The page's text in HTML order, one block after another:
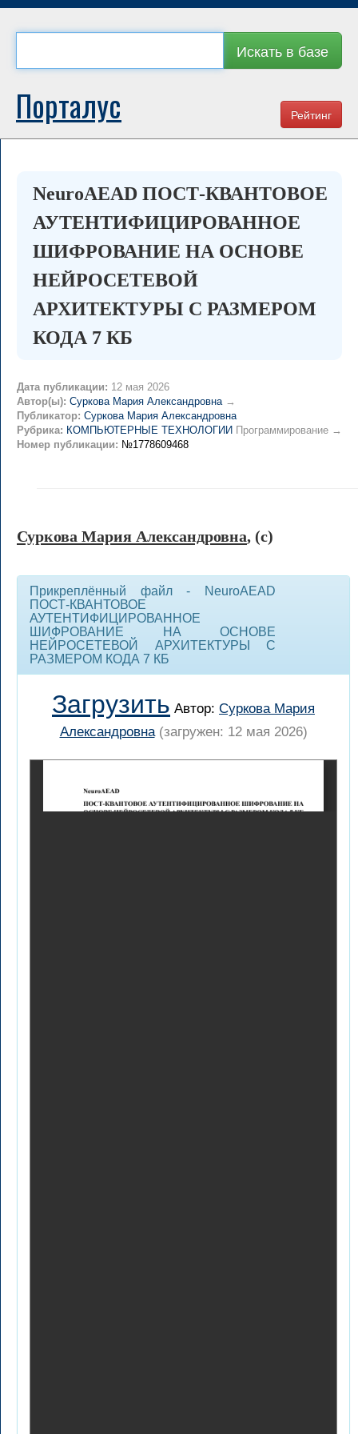
Искать в базе
Рейтинг
Порталус
NeuroAEAD ПОСТ-КВАНТОВОЕ
АУТЕНТИФИЦИРОВАННОЕ
ШИФРОВАНИЕ НА ОСНОВЕ
НЕЙРОСЕТЕВОЙ
АРХИТЕКТУРЫ С РАЗМЕРОМ
КОДА 7 КБ
Дата публикации: 12 мая 2026
Автор(ы): Суркова Мария Александровна→
Публикатор: Суркова Мария Александровна
Рубрика: КОМПЬЮТЕРНЫЕ ТЕХНОЛОГИИ Программирование →
Номер публикации: №1778609468
Суркова Мария Александровна, (c)
Прикреплённый файл - NeuroAEAD
ПОСТ-КВАНТОВОЕ
АУТЕНТИФИЦИРОВАННОЕ
ШИФРОВАНИЕ НА ОСНОВЕ
НЕЙРОСЕТЕВОЙ АРХИТЕКТУРЫ С
РАЗМЕРОМ КОДА 7 КБ
Загрузить Автор: Суркова Мария
Александровна (загружен: 12 мая 2026)